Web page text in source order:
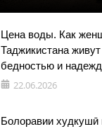
Цена воды. Как
Таджикистана
бедностью и
22.06.2026
Болоравии худкушӣ